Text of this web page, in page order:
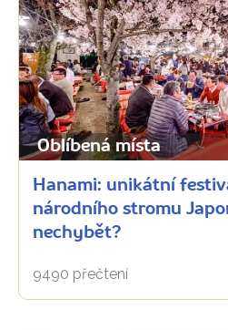
Oblíbená místa
Hanami: unikátní
národního stromu
nechybět?
9490 přečtení